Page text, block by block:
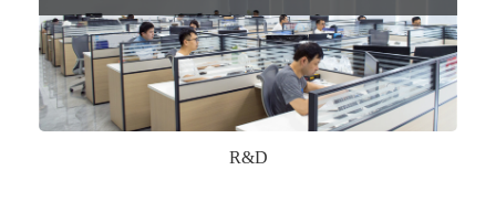
RoHS,WEEE, EN16005,FCC, IC etc.
R&D